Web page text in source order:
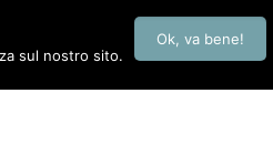
sul nostro sito.
Ok, va bene!